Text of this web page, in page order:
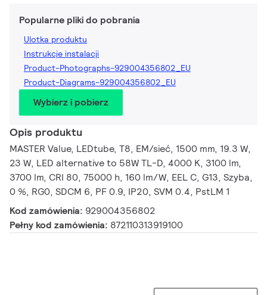
Popularne pliki do pobrania
Ulotka produktu
Instrukcje instalacji
Product-Photographs-929004356802_EU
Product-Diagrams-929004356802_EU
Wybierz i pobierz
Opis produktu
MASTER Value, LEDtube, T8, EM/sieć, 1500 mm, 19.3 W,
23 W, LED alternative to 58W TL-D, 4000 K, 3100 lm,
3700 lm, CRI 80, 75000 h, 160 lm/W, EEL C, G13, Szyba,
0 %, RG0, SDCM 6, PF 0.9, IP20, SVM 0.4, PstLM 1
Kod zamówienia: 929004356802
Pełny kod zamówienia: 872110313919100